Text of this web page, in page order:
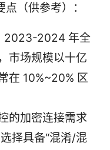
（供参考）：
2023-2024 年全
市场规模以十亿
在 10%~20% 区
的加密连接需求
择具备“混淆/混